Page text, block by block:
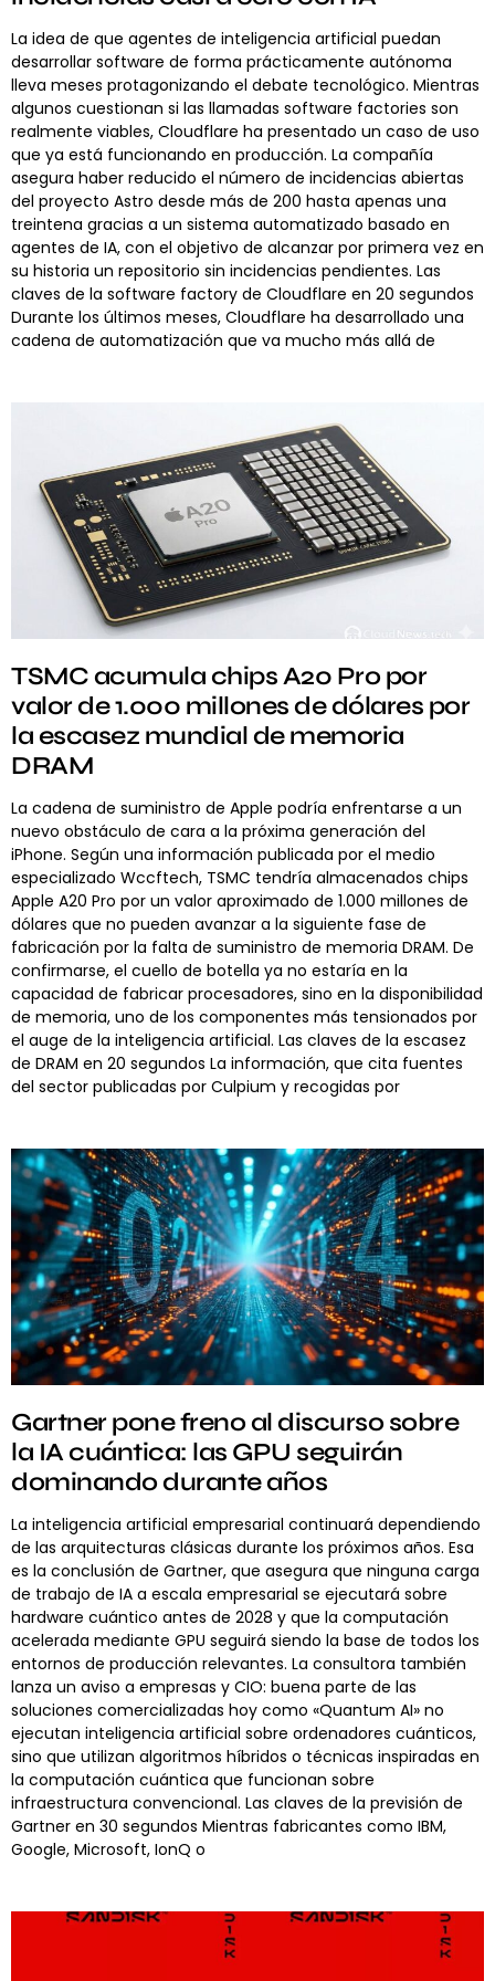
La idea de que agentes de inteligencia artificial puedan
desarrollar software de forma prácticamente autónoma
lleva meses protagonizando el debate tecnológico. Mientras
algunos cuestionan si las llamadas software factories son
realmente viables, Cloudflare ha presentado un caso de uso
que ya está funcionando en producción. La compañía
asegura haber reducido el número de incidencias abiertas
del proyecto Astro desde más de 200 hasta apenas una
treintena gracias a un sistema automatizado basado en
agentes de IA, con el objetivo de alcanzar por primera vez en
su historia un repositorio sin incidencias pendientes. Las
claves de la software factory de Cloudflare en 20 segundos
Durante los últimos meses, Cloudflare ha desarrollado una
cadena de automatización que va mucho más allá de
TSMC acumula chips A20 Pro por
valor de 1.000 millones de dólares por
la escasez mundial de memoria
DRAM
La cadena de suministro de Apple podría enfrentarse a un
nuevo obstáculo de cara a la próxima generación del
iPhone. Según una información publicada por el medio
especializado Wccftech, TSMC tendría almacenados chips
Apple A20 Pro por un valor aproximado de 1.000 millones de
dólares que no pueden avanzar a la siguiente fase de
fabricación por la falta de suministro de memoria DRAM. De
confirmarse, el cuello de botella ya no estaría en la
capacidad de fabricar procesadores, sino en la disponibilidad
de memoria, uno de los componentes más tensionados por
el auge de la inteligencia artificial. Las claves de la escasez
de DRAM en 20 segundos La información, que cita fuentes
del sector publicadas por Culpium y recogidas por
Gartner pone freno al discurso sobre
la IA cuántica: las GPU seguirán
dominando durante años
La inteligencia artificial empresarial continuará dependiendo
de las arquitecturas clásicas durante los próximos años. Esa
es la conclusión de Gartner, que asegura que ninguna carga
de trabajo de IA a escala empresarial se ejecutará sobre
hardware cuántico antes de 2028 y que la computación
acelerada mediante GPU seguirá siendo la base de todos los
entornos de producción relevantes. La consultora también
lanza un aviso a empresas y CIO: buena parte de las
soluciones comercializadas hoy como «Quantum AI» no
ejecutan inteligencia artificial sobre ordenadores cuánticos,
sino que utilizan algoritmos híbridos o técnicas inspiradas en
la computación cuántica que funcionan sobre
infraestructura convencional. Las claves de la previsión de
Gartner en 30 segundos Mientras fabricantes como IBM,
Google, Microsoft, IonQ o